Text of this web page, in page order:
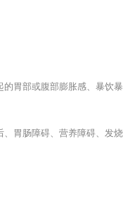
胃部或腹部膨胀感、暴饮暴
胃肠障碍、营养障碍、发烧